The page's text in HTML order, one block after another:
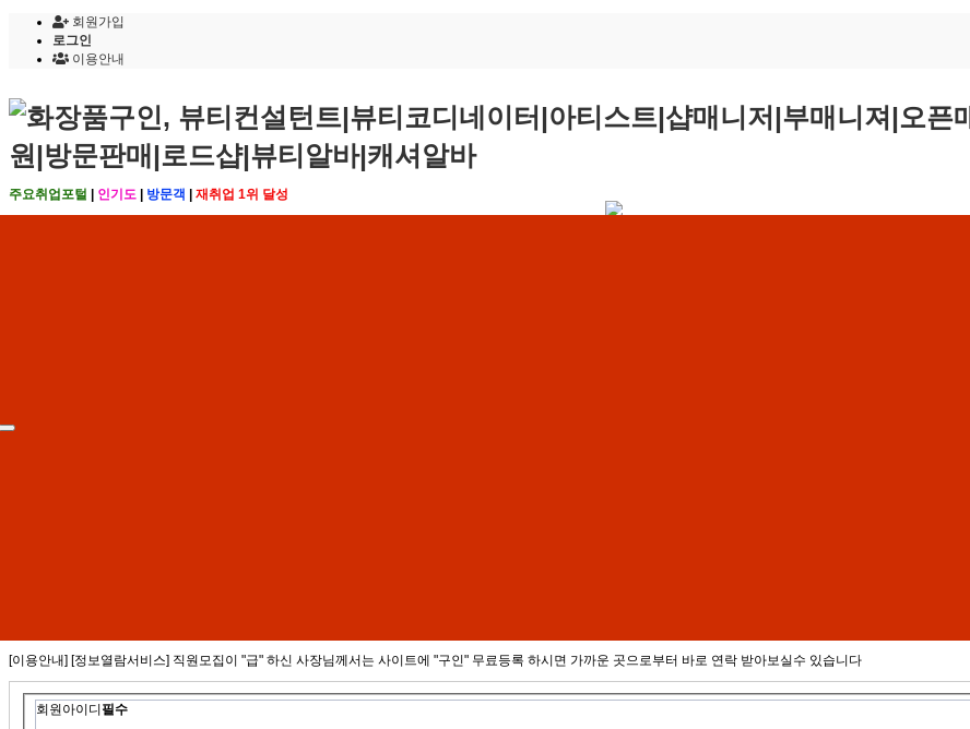
회원가입
로그인
이용안내
주요취업포털 인기도 방문객 재취업 1위 달성
[이용안내] [정보열람서비스] 직원모집이 "급" 하신 사장님께서는 사이트에 "구인" 무료등록 하시면 가까운 곳으로부터 바로 연락 받아보실수 있습니다
회원아이디 필수